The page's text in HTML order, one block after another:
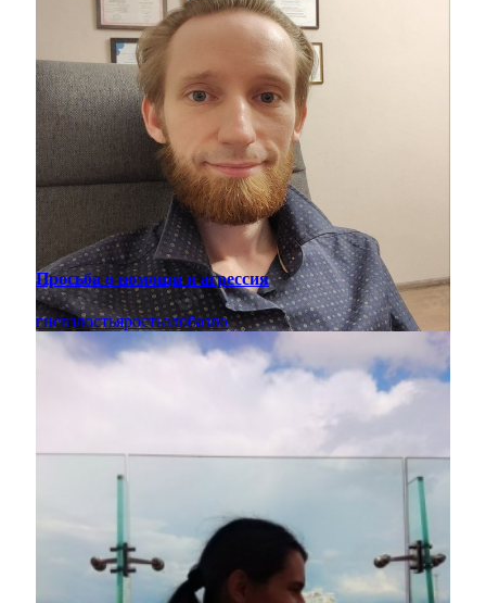
Просьба о помощи и агрессия
гневзлостьяростьзлобазло